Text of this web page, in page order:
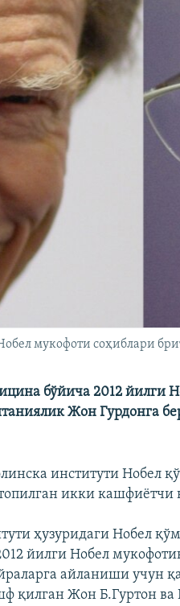
мукофоти соҳиблари
бўйича 2012 йилги
Жон Гурдонга
институти Нобел
икки
ҳузуридаги Нобел
йилги Нобел
айланиши учун
қилган Жон Б.Гуртон